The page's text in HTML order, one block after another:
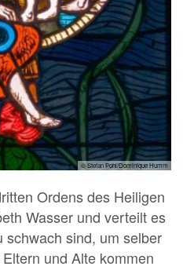
© Stefan Pohl/Dominique Humm
Ordens des Heiligen
Wasser und verteilt es
sind, um selber
und Alte kommen